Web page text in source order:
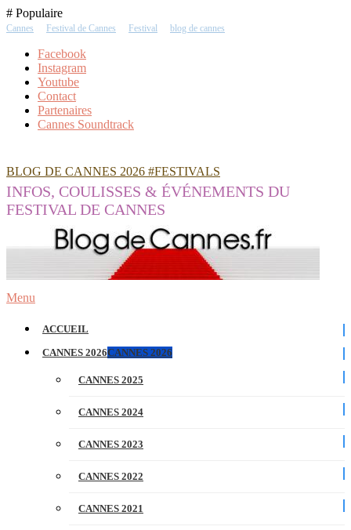
Skip
To
# Populaire
Cannes Festival de Cannes Festival blog de cannes
Facebook
Instagram
Youtube
Contact
Partenaires
Cannes Soundtrack
BLOG DE CANNES 2026 #FESTIVALS
INFOS, COULISSES & ÉVÉNEMENTS DU
FESTIVAL DE CANNES
Menu
ACCUEIL
CANNES 2026CANNES 2026
CANNES 2025
CANNES 2024
CANNES 2023
CANNES 2022
CANNES 2021